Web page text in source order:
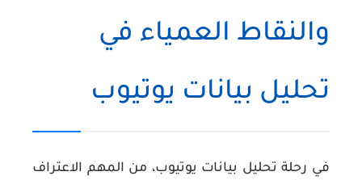
والنقاط العمياء في
تحليل بيانات يوتيوب
في رحلة تحليل بيانات يوتيوب، من المهم الاعتراف